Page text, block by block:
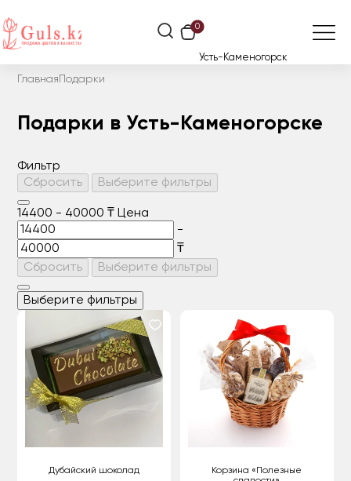
0
Усть-Каменогорск
Главная Подарки
Подарки в Усть-Каменогорске
Фильтр
Сбросить
Выберите фильтры
14400 - 40000 ₸ Цена
-
₸
Сбросить
Выберите фильтры
Выберите фильтры
Дубайский шоколад
Корзина «Полезные